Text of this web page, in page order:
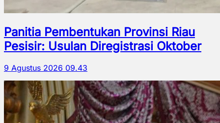
Panitia Pembentukan Provinsi Riau
Pesisir: Usulan Diregistrasi Oktober
9 Agustus 2026 09.43